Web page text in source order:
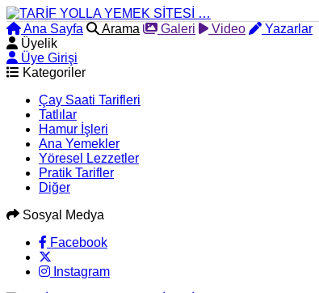
Ana Sayfa Arama Galeri Video
Yazarlar
Üyelik
Üye Girişi
Kategoriler
Çay Saati Tarifleri
Tatlılar
Hamur İşleri
Ana Yemekler
Yöresel Lezzetler
Pratik Tarifler
Diğer
Sosyal Medya
Facebook
Instagram